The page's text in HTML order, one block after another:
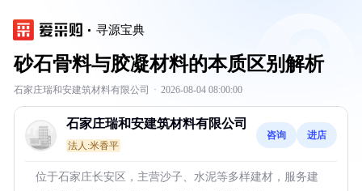
寻源宝典
砂石骨料与胶凝材料的本质区别解析
石家庄瑞和安建筑材料有限公司 · 2026-08-04 08:00:00
石家庄瑞和安建筑材料有限公司
法人:米香平
咨询 进店
位于石家庄长安区，主营沙子、水泥等多样建材，服务建